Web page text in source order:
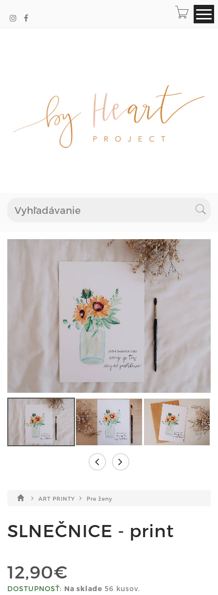
ART PRINTY Pre ženy
SLNEČNICE - print
12,90€
DOSTUPNOSŤ: Na sklade 56 kusov.